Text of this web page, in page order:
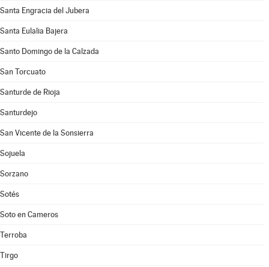
Santa Engracia del Jubera
Santa Eulalia Bajera
Santo Domingo de la Calzada
San Torcuato
Santurde de Rioja
Santurdejo
San Vicente de la Sonsierra
Sojuela
Sorzano
Sotés
Soto en Cameros
Terroba
Tirgo